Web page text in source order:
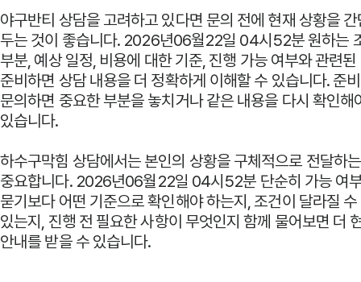
야구반티 상담을 고려하고 있다면 문의 전에 현재 상황을
두는 것이 좋습니다. 2026년06월22일 04시52분 원하는
부분, 예상 일정, 비용에 대한 기준, 진행 가능 여부와 관련
준비하면 상담 내용을 더 정확하게 이해할 수 있습니다. 준
문의하면 중요한 부분을 놓치거나 같은 내용을 다시 확인해
있습니다.
하수구막힘 상담에서는 본인의 상황을 구체적으로 전달하
중요합니다. 2026년06월22일 04시52분 단순히 가능 여
묻기보다 어떤 기준으로 확인해야 하는지, 조건이 달라질
있는지, 진행 전 필요한 사항이 무엇인지 함께 물어보면 더
안내를 받을 수 있습니다.